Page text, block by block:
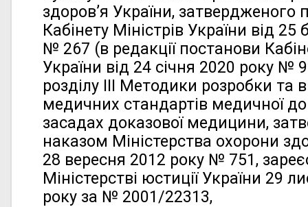
здоров’я України, затвердженого
Кабінету Міністрів України від
№ 267 (в редакції постанови
України від 24 січня 2020 року №
розділу ІІІ Методики розробки
медичних стандартів медичної
засадах доказової медицини,
наказом Міністерства охорони
28 вересня 2012 року № 751,
Міністерстві юстиції України 29
року за № 2001/22313,